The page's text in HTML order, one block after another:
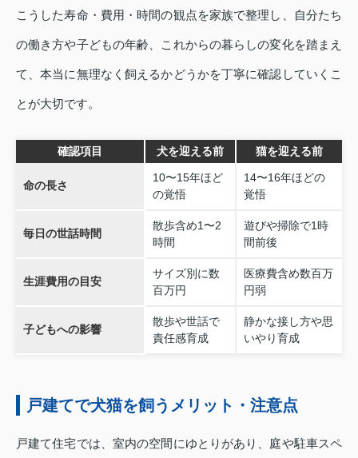
こうした寿命・費用・時間の観点を家族で整理し、自分たち
の働き方や子どもの年齢、これからの暮らしの変化を踏まえ
て、本当に無理なく飼えるかどうかを丁寧に確認していくこ
とが大切です。
確認項目 犬を迎える前 猫を迎える前
命の長さ
10〜15年ほど
の覚悟
14〜16年ほどの
覚悟
毎日の世話時間
散歩含め1〜2
時間
遊びや掃除で1時
間前後
生涯費用の目安
サイズ別に数
百万円
医療費含め数百万
円弱
子どもへの影響
散歩や世話で
責任感育成
静かな接し方や思
いやり育成
戸建てで犬猫を飼うメリット・注意点
戸建て住宅では、室内の空間にゆとりがあり、庭や駐車スペ